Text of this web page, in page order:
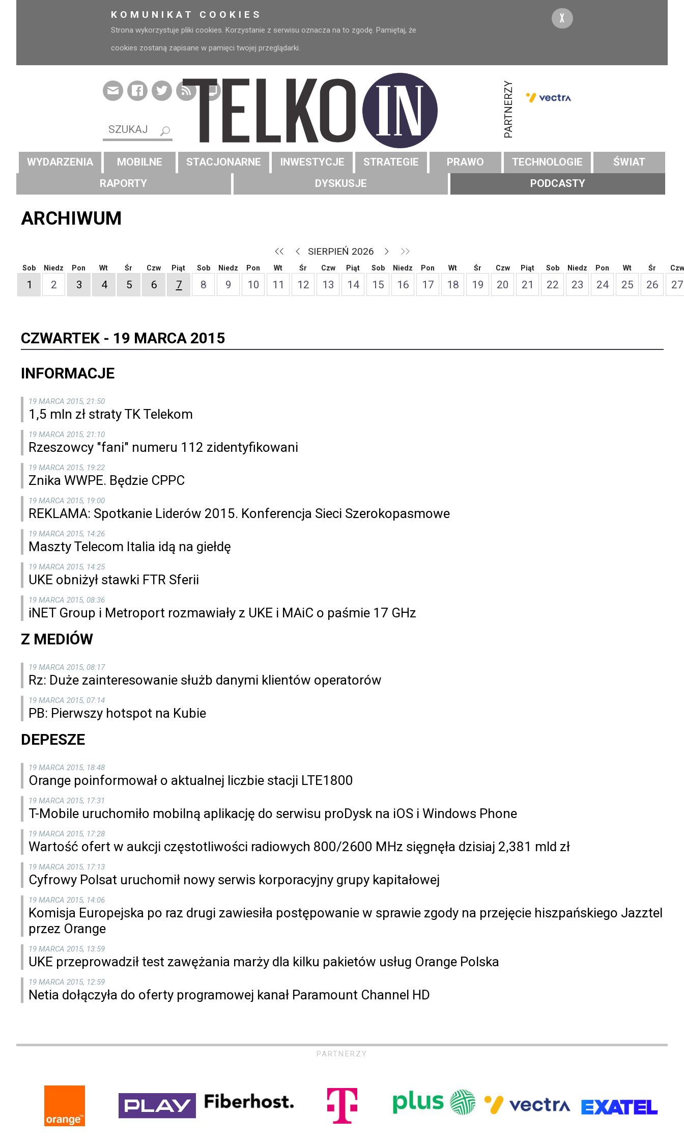
KOMUNIKAT COOKIES
Strona wykorzystuje pliki cookies. Korzystanie z serwisu oznacza na to zgodę. Pamiętaj, że
cookies zostaną zapisane w pamięci twojej przeglądarki.
X
PARTNERZY
WYDARZENIA MOBILNE STACJONARNE INWESTYCJE STRATEGIE PRAWO TECHNOLOGIE
ŚWIAT
RAPORTY
DYSKUSJE PODCASTY
ARCHIWUM
SIERPIEŃ 2026
Sob
1
Niedz
2
Pon
3
Wt
4
Śr
5
Czw
6
Piąt
7
Sob
8
Niedz
9
Pon
10
Wt
11
Śr
12
Czw
13
Piąt
14
Sob
15
Niedz
16
Pon
17
Wt
18
Śr
19
Czw
20
Piąt
21
Sob
22
Niedz
23
Pon
24
Wt
25
Śr
26
Czw
27
CZWARTEK - 19 MARCA 2015
INFORMACJE
19 MARCA 2015, 21:50
1,5 mln zł straty TK Telekom
19 MARCA 2015, 21:10
Rzeszowcy "fani" numeru 112 zidentyfikowani
19 MARCA 2015, 19:22
Znika WWPE. Będzie CPPC
19 MARCA 2015, 19:00
REKLAMA: Spotkanie Liderów 2015. Konferencja Sieci Szerokopasmowe
19 MARCA 2015, 14:26
Maszty Telecom Italia idą na giełdę
19 MARCA 2015, 14:25
UKE obniżył stawki FTR Sferii
19 MARCA 2015, 08:36
iNET Group i Metroport rozmawiały z UKE i MAiC o paśmie 17 GHz
Z MEDIÓW
19 MARCA 2015, 08:17
Rz: Duże zainteresowanie służb danymi klientów operatorów
19 MARCA 2015, 07:14
PB: Pierwszy hotspot na Kubie
DEPESZE
19 MARCA 2015, 18:48
Orange poinformował o aktualnej liczbie stacji LTE1800
19 MARCA 2015, 17:31
T-Mobile uruchomiło mobilną aplikację do serwisu proDysk na iOS i Windows Phone
19 MARCA 2015, 17:28
Wartość ofert w aukcji częstotliwości radiowych 800/2600 MHz sięgnęła dzisiaj 2,381 mld zł
19 MARCA 2015, 17:13
Cyfrowy Polsat uruchomił nowy serwis korporacyjny grupy kapitałowej
19 MARCA 2015, 14:06
Komisja Europejska po raz drugi zawiesiła postępowanie w sprawie zgody na przejęcie hiszpańskiego Jazztel
przez Orange
19 MARCA 2015, 13:59
UKE przeprowadził test zawężania marży dla kilku pakietów usług Orange Polska
19 MARCA 2015, 12:59
Netia dołączyła do oferty programowej kanał Paramount Channel HD
PARTNERZY